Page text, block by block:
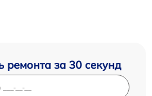
ремонта за 30 секунд